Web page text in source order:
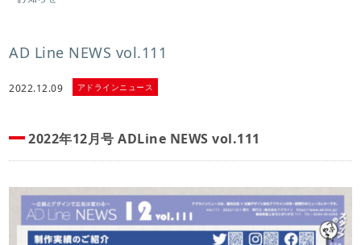
AD Line NEWS vol.111
2022.12.09 アドラインニュース
2022年12月号 ADLine NEWS vol.111